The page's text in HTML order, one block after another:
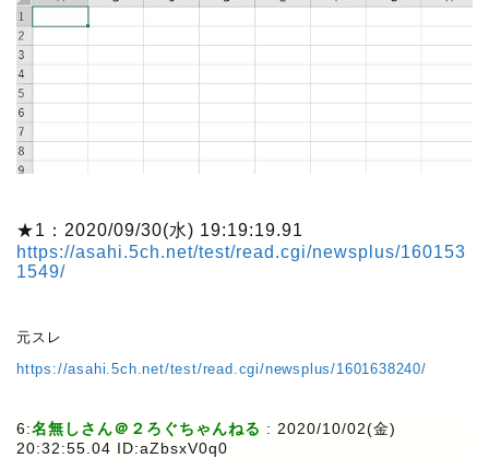
★1：2020/09/30(水) 19:19:19.91
https://asahi.5ch.net/test/read.cgi/newsplus/160153
1549/
元スレ
https://asahi.5ch.net/test/read.cgi/newsplus/1601638240/
6:名無しさん＠２ろぐちゃんねる : 2020/10/02(金)
20:32:55.04 ID:aZbsxV0q0